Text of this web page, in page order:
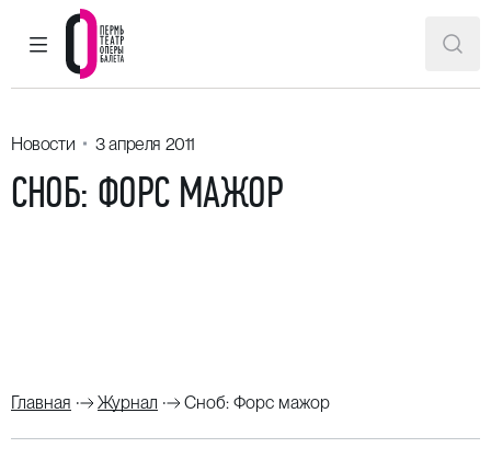
ГЛАВНОЕ МЕНЮ
Пермский театр оперы и балета
Новости 3 апреля 2011
СНОБ: ФОРС МАЖОР
Главная Журнал Сноб: Форс мажор